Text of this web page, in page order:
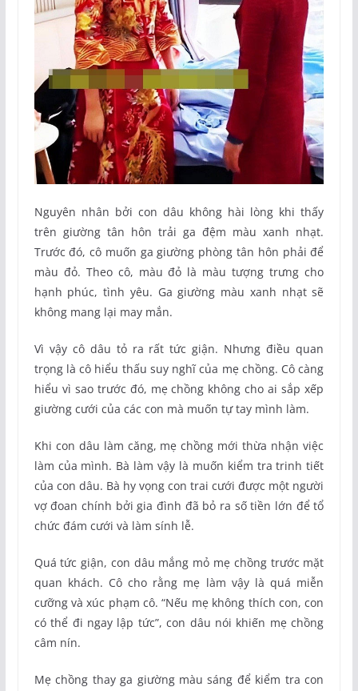
Nguyên nhân bởi con dâu không hài lòng khi thấy
trên giường tân hôn trải ga đệm màu xanh nhạt.
Trước đó, cô muốn ga giường phòng tân hôn phải để
màu đỏ. Theo cô, màu đỏ là màu tượng trưng cho
hạnh phúc, tình yêu. Ga giường màu xanh nhạt sẽ
không mang lại may mắn.
Vì vậy cô dâu tỏ ra rất tức giận. Nhưng điều quan
trọng là cô hiểu thấu suy nghĩ của mẹ chồng. Cô càng
hiểu vì sao trước đó, mẹ chồng không cho ai sắp xếp
giường cưới của các con mà muốn tự tay mình làm.
Khi con dâu làm căng, mẹ chồng mới thừa nhận việc
làm của mình. Bà làm vậy là muốn kiểm tra trinh tiết
của con dâu. Bà hy vọng con trai cưới được một người
vợ đoan chính bởi gia đình đã bỏ ra số tiền lớn để tổ
chức đám cưới và làm sính lễ.
Quá tức giận, con dâu mắng mỏ mẹ chồng trước mặt
quan khách. Cô cho rằng mẹ làm vậy là quá miễn
cưỡng và xúc phạm cô. “Nếu mẹ không thích con, con
có thể đi ngay lập tức”, con dâu nói khiến mẹ chồng
câm nín.
Mẹ chồng thay ga giường màu sáng để kiểm tra con